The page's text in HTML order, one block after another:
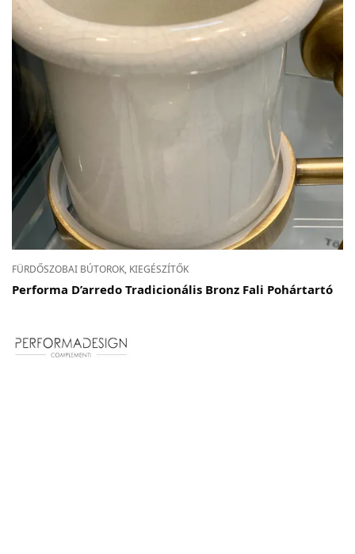
FÜRDŐSZOBAI BÚTOROK, KIEGÉSZÍTŐK
Performa D’arredo Tradicionális Bronz Fali Pohártartó